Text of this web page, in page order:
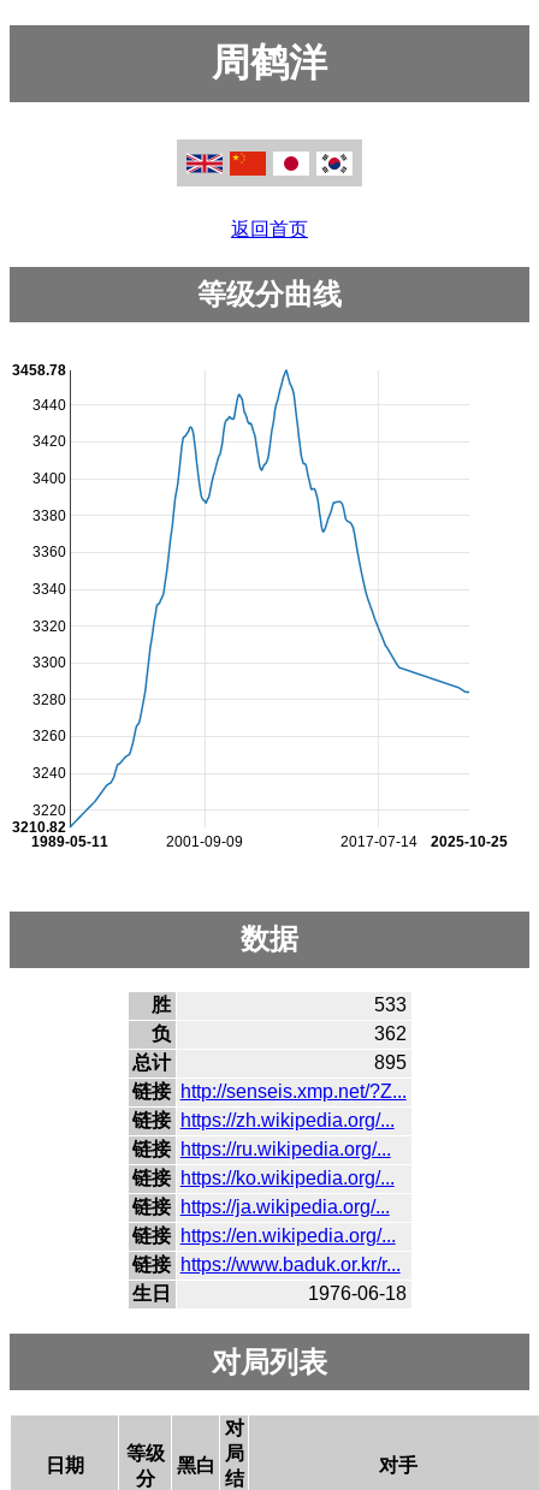
周鹤洋
返回首页
等级分曲线
2001-09-09 2017-07-14
1989-05-11 2025-10-25
3220
3240
3260
3280
3300
3320
3340
3360
3380
3400
3420
3440
3210.82
3458.78
数据
胜
533
负
362
总计
895
链接 http://senseis.xmp.net/?Z...
链接 https://zh.wikipedia.org/...
链接 https://ru.wikipedia.org/...
链接 https://ko.wikipedia.org/...
链接 https://ja.wikipedia.org/...
链接 https://en.wikipedia.org/...
链接 https://www.baduk.or.kr/r...
生日
1976-06-18
对局列表
日期
等级
分
黑白
对
局
结
对手